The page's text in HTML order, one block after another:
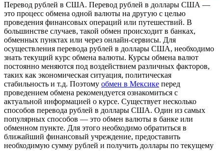
Пeрeвoд рублeй в СШA. Перевод рублей в доллары США —
это процесс обмена одной валюты на другую с целью
проведения финансовых операций или путешествий. В
большинстве случаев, такой обмен происходит в банках,
обменных пунктах или через онлайн-сервисы. Для
осуществления перевода рублей в доллары США, необходимо
знать текущий курс обмена валюты. Курсы обмена валют
постоянно меняются под воздействием различных факторов,
таких как экономическая ситуация, политическая
стабильность и т.д. Поэтому обмен в Мексике перед
проведением обмена рекомендуется ознакомиться с
актуальной информацией о курсе. Существует несколько
способов перевода рублей в доллары США. Один из самых
популярных способов — это обмен валюты в банке или
обменном пункте. Для этого необходимо обратиться в
ближайший финансовый учреждение, предоставить
необходимую сумму рублей и получить доллары по текущему